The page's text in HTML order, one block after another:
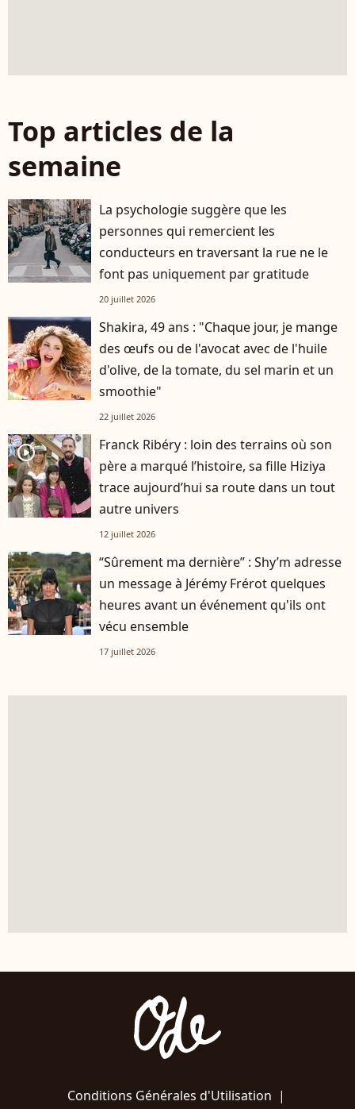
Top articles de la
semaine
La psychologie suggère que les
personnes qui remercient les
conducteurs en traversant la rue ne le
font pas uniquement par gratitude
20 juillet 2026
Shakira, 49 ans : "Chaque jour, je mange
des œufs ou de l'avocat avec de l'huile
d'olive, de la tomate, du sel marin et un
smoothie"
22 juillet 2026
player2
Franck Ribéry : loin des terrains où son
père a marqué l’histoire, sa fille Hiziya
trace aujourd’hui sa route dans un tout
autre univers
12 juillet 2026
“Sûrement ma dernière” : Shy’m adresse
un message à Jérémy Frérot quelques
heures avant un événement qu'ils ont
vécu ensemble
17 juillet 2026
Conditions Générales d'Utilisation |